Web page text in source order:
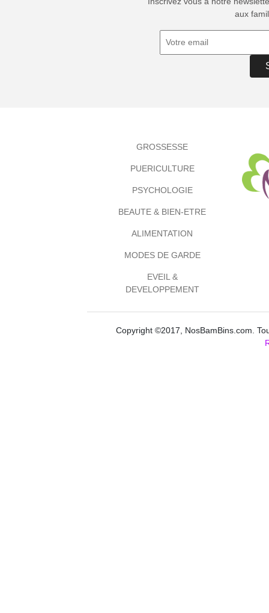
aux
GROSSESSE
PUERICULTURE
PSYCHOLOGIE
BEAUTE & BIEN-ETRE
ALIMENTATION
MODES DE GARDE
EVEIL &
DEVELOPPEMENT
Copyright ©2017, NosBamBins.com.